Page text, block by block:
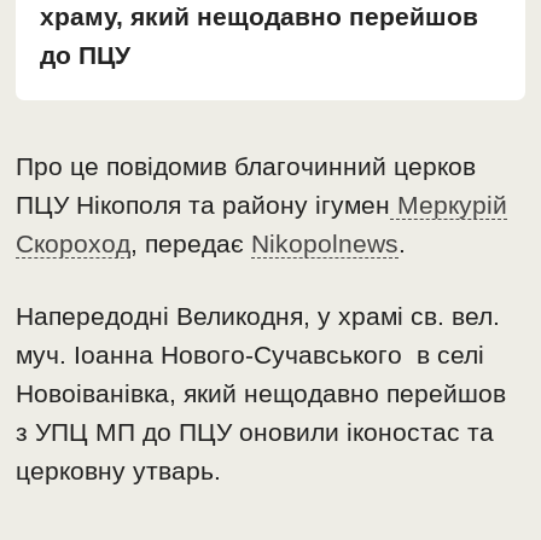
храму, який нещодавно перейшов
до ПЦУ
Про це повідомив благочинний церков
ПЦУ Нікополя та району ігумен Меркурій
Скороход, передає Nikopolnews.
Напередодні Великодня, у храмі св. вел.
муч. Іоанна Нового-Сучавського в селі
Новоіванівка, який нещодавно перейшов
з УПЦ МП до ПЦУ оновили іконостас та
церковну утварь.